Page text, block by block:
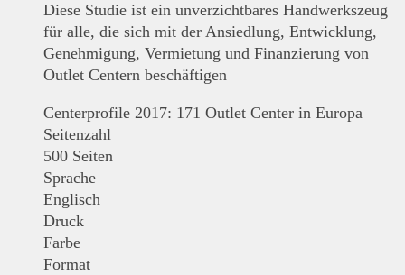
Diese Studie ist ein unverzichtbares Handwerkszeug
für alle, die sich mit der Ansiedlung, Entwicklung,
Genehmigung, Vermietung und Finanzierung von
Outlet Centern beschäftigen
Centerprofile 2017: 171 Outlet Center in Europa
Seitenzahl
500 Seiten
Sprache
Englisch
Druck
Farbe
Format